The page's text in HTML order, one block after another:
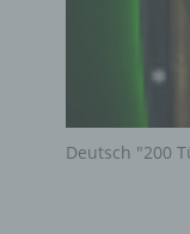
Deutsch "200